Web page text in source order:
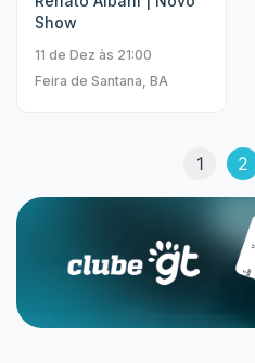
Show
11 de Dez às 21:00
Feira de Santana, BA
1 2